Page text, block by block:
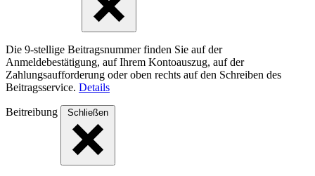
Die 9-stellige Beitragsnummer finden Sie auf der
Anmeldebestätigung, auf Ihrem Kontoauszug, auf der
Zahlungsaufforderung oder oben rechts auf den Schreiben des
Beitragsservice. Details
Beitreibung Schließen